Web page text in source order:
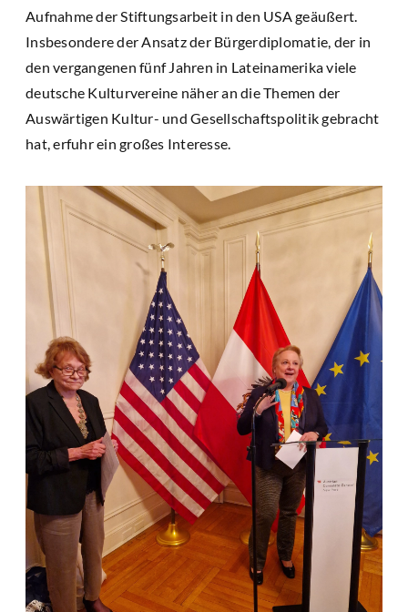
Aufnahme der Stiftungsarbeit in den USA geäußert.
Insbesondere der Ansatz der Bürgerdiplomatie, der in
den vergangenen fünf Jahren in Lateinamerika viele
deutsche Kulturvereine näher an die Themen der
Auswärtigen Kultur- und Gesellschaftspolitik gebracht
hat, erfuhr ein großes Interesse.